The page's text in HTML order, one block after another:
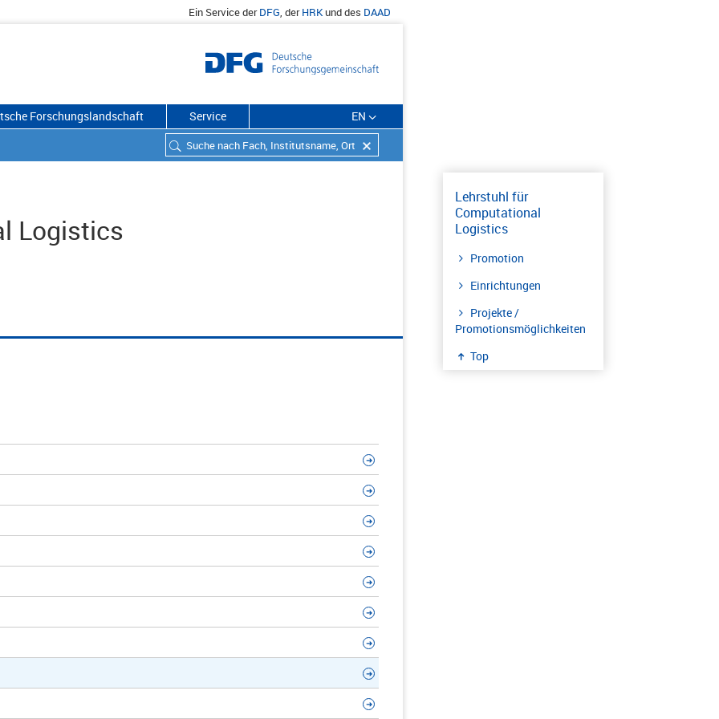
Ein Service derDFG, derHRKund des DAAD
Forschungslandschaft Service EN
Lehrstuhl für
Computational
Logistics
Promotion
Einrichtungen
Projekte /
Promotionsmöglichkeiten
Top
Logistics